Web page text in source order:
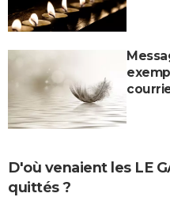
D'où venaient les LE
quittés ?